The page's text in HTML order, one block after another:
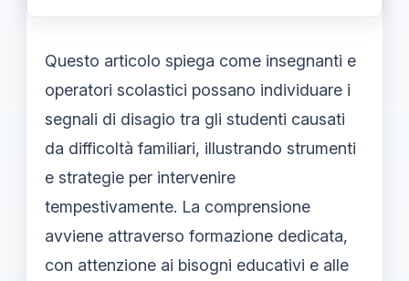
Questo articolo spiega come insegnanti e
operatori scolastici possano individuare i
segnali di disagio tra gli studenti causati
da difficoltà familiari, illustrando strumenti
e strategie per intervenire
tempestivamente. La comprensione
avviene attraverso formazione dedicata,
con attenzione ai bisogni educativi e alle